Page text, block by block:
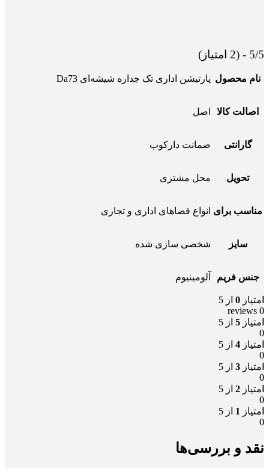
5/5 - (2 امتیاز)
نام محصول پارتیشن اداری تک جداره شیشه‌ای Da73
اصالت کالا اصل
گارانتی ضمانت دارکوب
تحویل محل مشتری
مناسب برای انواع فضاهای اداری و تجاری
سایز شخصی سازی شده
جنس فریم آلومینیوم
امتیاز 0 از 5
0 reviews
امتیاز 5 از 5
0
امتیاز 4 از 5
0
امتیاز 3 از 5
0
امتیاز 2 از 5
0
امتیاز 1 از 5
0
نقد و بررسی‌ها